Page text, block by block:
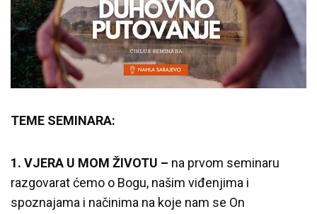
TEME SEMINARA:
1. VJERA U MOM ŽIVOTU – na prvom seminaru
razgovarat ćemo o Bogu, našim viđenjima i
spoznajama i načinima na koje nam se On